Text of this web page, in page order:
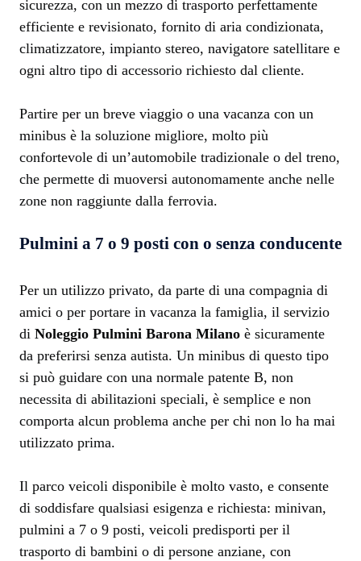
sicurezza, con un mezzo di trasporto perfettamente
efficiente e revisionato, fornito di aria condizionata,
climatizzatore, impianto stereo, navigatore satellitare e
ogni altro tipo di accessorio richiesto dal cliente.
Partire per un breve viaggio o una vacanza con un
minibus è la soluzione migliore, molto più
confortevole di un’automobile tradizionale o del treno,
che permette di muoversi autonomamente anche nelle
zone non raggiunte dalla ferrovia.
Pulmini a 7 o 9 posti con o senza conducente
Per un utilizzo privato, da parte di una compagnia di
amici o per portare in vacanza la famiglia, il servizio
di Noleggio Pulmini Barona Milano è sicuramente
da preferirsi senza autista. Un minibus di questo tipo
si può guidare con una normale patente B, non
necessita di abilitazioni speciali, è semplice e non
comporta alcun problema anche per chi non lo ha mai
utilizzato prima.
Il parco veicoli disponibile è molto vasto, e consente
di soddisfare qualsiasi esigenza e richiesta: minivan,
pulmini a 7 o 9 posti, veicoli predisporti per il
trasporto di bambini o di persone anziane, con